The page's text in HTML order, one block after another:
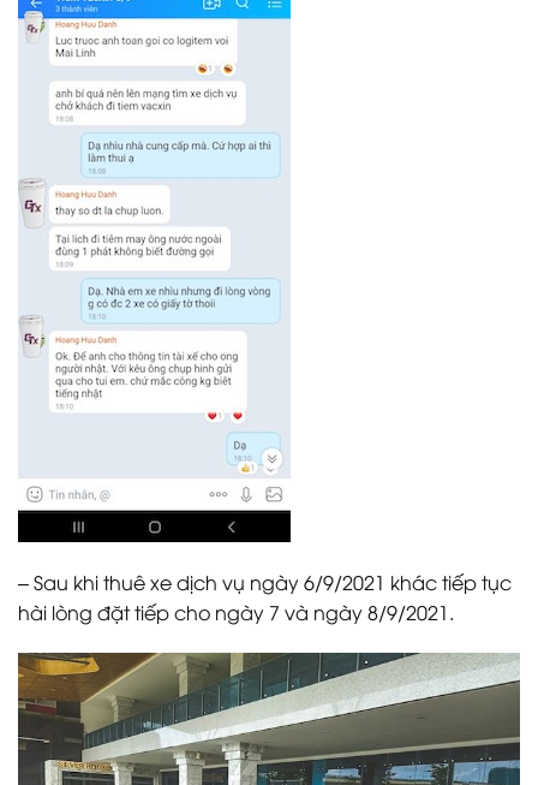
– Sau khi thuê xe dịch vụ ngày 6/9/2021 khác tiếp tục
hài lòng đặt tiếp cho ngày 7 và ngày 8/9/2021.